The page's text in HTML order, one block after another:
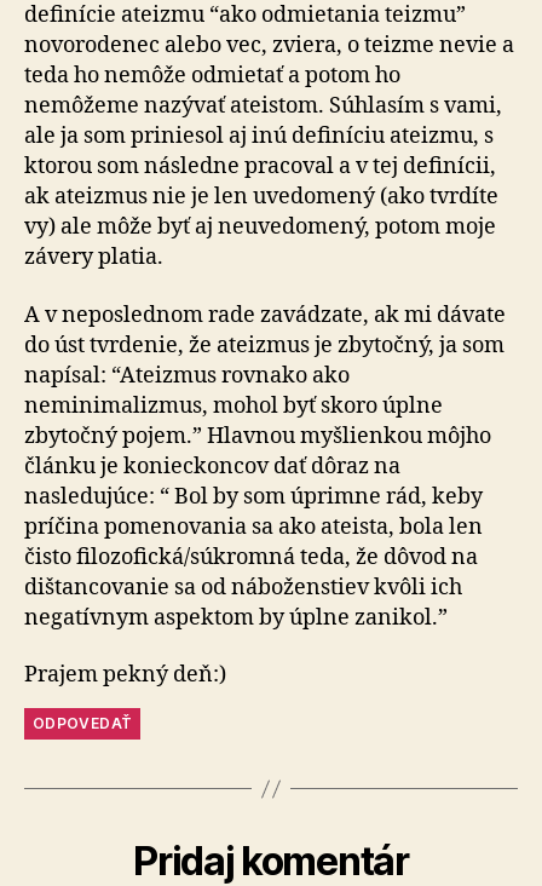
definície ateizmu “ako odmietania teizmu”
novorodenec alebo vec, zviera, o teizme nevie a
teda ho nemôže odmietať a potom ho
nemôžeme nazývať ateistom. Súhlasím s vami,
ale ja som priniesol aj inú definíciu ateizmu, s
ktorou som následne pracoval a v tej definícii,
ak ateizmus nie je len uvedomený (ako tvrdíte
vy) ale môže byť aj neuvedomený, potom moje
závery platia.
A v neposlednom rade zavádzate, ak mi dávate
do úst tvrdenie, že ateizmus je zbytočný, ja som
napísal: “Ateizmus rovnako ako
neminimalizmus, mohol byť skoro úplne
zbytočný pojem.” Hlavnou myšlienkou môjho
článku je konieckoncov dať dôraz na
nasledujúce: “ Bol by som úprimne rád, keby
príčina pomenovania sa ako ateista, bola len
čisto filozofická/súkromná teda, že dôvod na
dištancovanie sa od náboženstiev kvôli ich
negatívnym aspektom by úplne zanikol.”
Prajem pekný deň:)
ODPOVEDAŤ
Pridaj komentár